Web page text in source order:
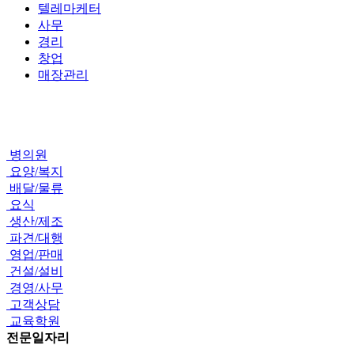
텔레마케터
사무
경리
창업
매장관리
병의원
요양/복지
배달/물류
요식
생산/제조
파견/대행
영업/판매
건설/설비
경영/사무
고객상담
교육학원
전문일자리